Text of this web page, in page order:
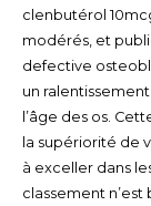
clenbutérol
modérés, et
defective
un
l’âge des os.
la supériorité de
à exceller dans
classement